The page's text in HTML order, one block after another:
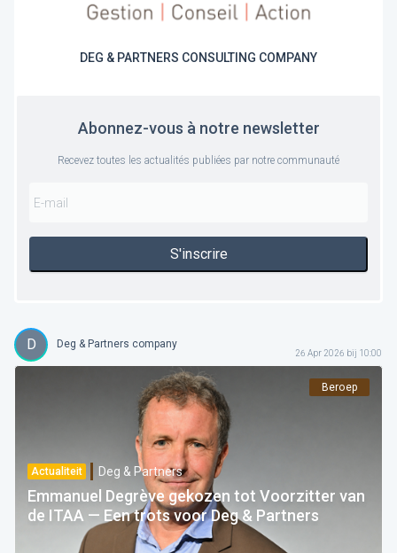
DEG & PARTNERS CONSULTING COMPANY
Abonnez-vous à notre newsletter
Recevez toutes les actualités publiées par notre communauté
S'inscrire
D Deg & Partners company
26 Apr 2026 bij 10:00
Beroep
Actualiteit Deg & Partners
Emmanuel Degrève gekozen tot Voorzitter van
de ITAA — Een trots voor Deg & Partners